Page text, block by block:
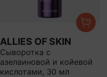
ALLIES OF SKIN
Сыворотка с
азелаиновой и койевой
кислотами, 30 мл